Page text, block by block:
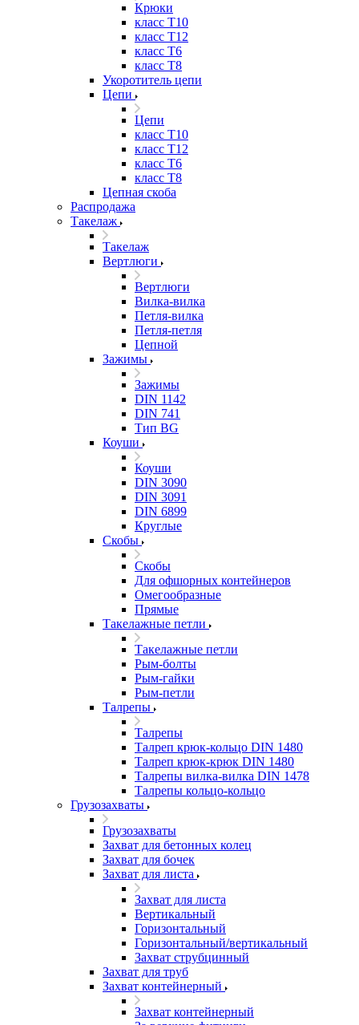
Крюки
класс Т10
класс Т12
класс Т6
класс Т8
Укоротитель цепи
Цепи
Цепи
класс Т10
класс Т12
класс Т6
класс Т8
Цепная скоба
Распродажа
Такелаж
Такелаж
Вертлюги
Вертлюги
Вилка-вилка
Петля-вилка
Петля-петля
Цепной
Зажимы
Зажимы
DIN 1142
DIN 741
Тип BG
Коуши
Коуши
DIN 3090
DIN 3091
DIN 6899
Круглые
Скобы
Скобы
Для офшорных контейнеров
Омегообразные
Прямые
Такелажные петли
Такелажные петли
Рым-болты
Рым-гайки
Рым-петли
Талрепы
Талрепы
Талреп крюк-кольцо DIN 1480
Талреп крюк-крюк DIN 1480
Талрепы вилка-вилка DIN 1478
Талрепы кольцо-кольцо
Грузозахваты
Грузозахваты
Захват для бетонных колец
Захват для бочек
Захват для листа
Захват для листа
Вертикальный
Горизонтальный
Горизонтальный/вертикальный
Захват струбцинный
Захват для труб
Захват контейнерный
Захват контейнерный